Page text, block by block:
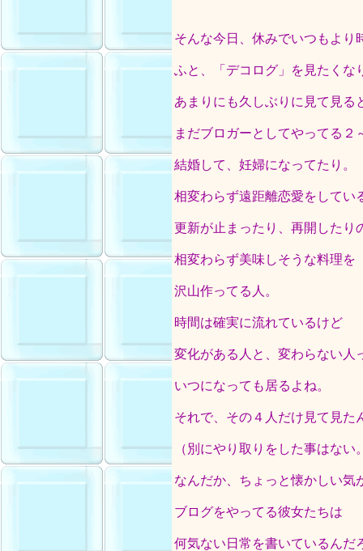
そんな今日、休みでいつもより
ふと、「デコログ」を見たくな
あまりにも久しぶりに見て見る
まだブロガーとしてやってる２
結婚して、妊婦になってたり。
相変わらず遠距離恋愛をしてい
更新が止まったり、再開したり
相変わらず美味しそうな料理を
沢山作ってる人。
時間は確実に流れているけど
変化がある人と、変わらない人
いつになっても居るよね。
それで、その４人だけ見て見た
（別にやり取りをした事はない
なんだか、ちょっと懐かしい気
ブログをやってる彼女たちは
何気ない日常を書いているんだ